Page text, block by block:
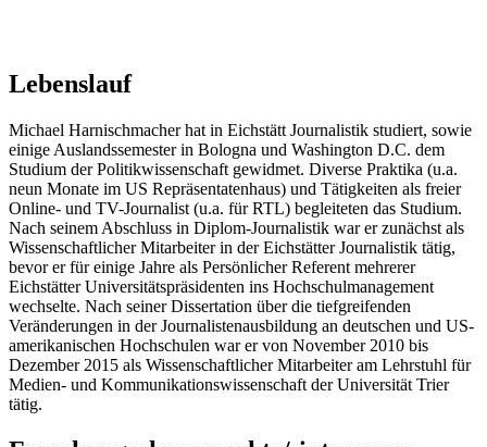
Lebenslauf
Michael Harnischmacher hat in Eichstätt Journalistik studiert, sowie
einige Auslandssemester in Bologna und Washington D.C. dem
Studium der Politikwissenschaft gewidmet. Diverse Praktika (u.a.
neun Monate im US Repräsentatenhaus) und Tätigkeiten als freier
Online- und TV-Journalist (u.a. für RTL) begleiteten das Studium.
Nach seinem Abschluss in Diplom-Journalistik war er zunächst als
Wissenschaftlicher Mitarbeiter in der Eichstätter Journalistik tätig,
bevor er für einige Jahre als Persönlicher Referent mehrerer
Eichstätter Universitätspräsidenten ins Hochschulmanagement
wechselte. Nach seiner Dissertation über die tiefgreifenden
Veränderungen in der Journalistenausbildung an deutschen und US-
amerikanischen Hochschulen war er von November 2010 bis
Dezember 2015 als Wissenschaftlicher Mitarbeiter am Lehrstuhl für
Medien- und Kommunikationswissenschaft der Universität Trier
tätig.